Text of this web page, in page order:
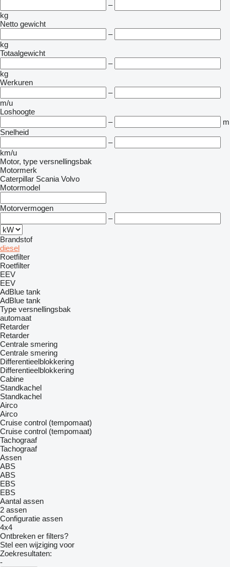
–
kg
Netto gewicht
–
kg
Totaalgewicht
–
kg
Werkuren
–
m/u
Loshoogte
–
m
Snelheid
–
km/u
Motor, type versnellingsbak
Motormerk
Caterpillar Scania Volvo
Motormodel
Motorvermogen
–
Brandstof
diesel
Roetfilter
Roetfilter
EEV
EEV
AdBlue tank
AdBlue tank
Type versnellingsbak
automaat
Retarder
Retarder
Centrale smering
Centrale smering
Differentieelblokkering
Differentieelblokkering
Cabine
Standkachel
Standkachel
Airco
Airco
Cruise control (tempomaat)
Cruise control (tempomaat)
Tachograaf
Tachograaf
Assen
ABS
ABS
EBS
EBS
Aantal assen
2 assen
Configuratie assen
4x4
Ontbreken er filters?
Stel een wijziging voor
Zoekresultaten:
-